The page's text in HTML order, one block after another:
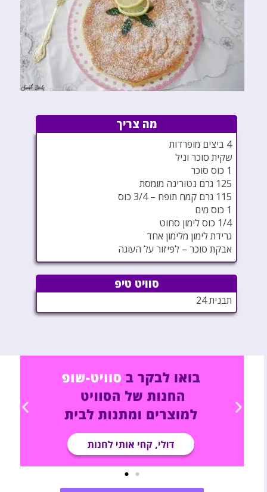
מה צריך
4 ביצים מופרדות
שקית סוכר וניל
1 כוס סוכר
125 גרם נטורינה מומסת
115 גרם קמח תופח – 3/4 כוס
1 כוס מים
1/4 כוס לימון סחוט
גרידת לימון מלימון אחד
אבקת סוכר – לפיזור על העוגה
סוויט טיפ
תבנית 24